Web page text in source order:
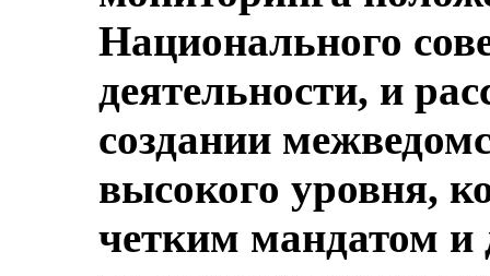
Национального
деятельности, и
создании
высокого уровня,
четким мандатом и